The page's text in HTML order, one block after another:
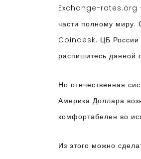
Exchange-rates.org –
части полному
Coindesk. ЦБ России
распишитесь данной
Но отечественная
Америка Доллара
комфортабелен во
Из этого можно